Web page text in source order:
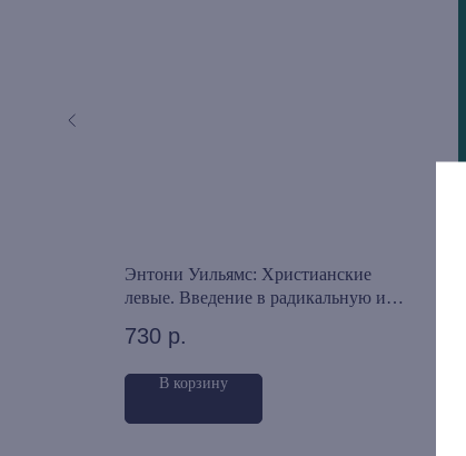
Энтони Уильямс: Христианские
левые. Введение в радикальную и
мысль
730 р.
В корзину